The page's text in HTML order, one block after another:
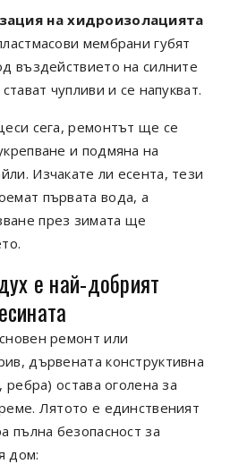
на хидроизолацията
мембрани губят
въздействието на силните
чупливи и се напукват.
сега, ремонтът ще се
и подмяна на
Изчакате ли есента, тези
първата вода, а
през зимата ще
е най-добрият
ремонт или
дървената конструктивна
остава оголена за
Лятото е единственият
пълна безопасност за
дом: